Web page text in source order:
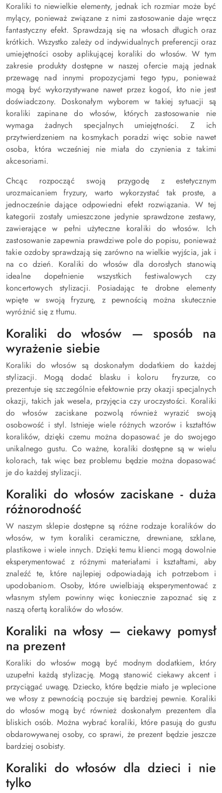
Koraliki to niewielkie elementy, jednak ich rozmiar może być
mylący, ponieważ związane z nimi zastosowanie daje wręcz
fantastyczny efekt. Sprawdzają się na włosach długich oraz
krótkich. Wszystko zależy od indywidualnych preferencji oraz
umiejętności osoby aplikującej koraliki do włosów. W tym
zakresie produkty dostępne w naszej ofercie mają jednak
przewagę nad innymi propozycjami tego typu, ponieważ
mogą być wykorzystywane nawet przez kogoś, kto nie jest
doświadczony. Doskonałym wyborem w takiej sytuacji są
koraliki zapinane do włosów, których zastosowanie nie
wymaga żadnych specjalnych umiejętności. Z ich
przytwierdzeniem na kosmykach poradzi więc sobie nawet
osoba, która wcześniej nie miała do czynienia z takimi
akcesoriami.
Chcąc rozpocząć swoją przygodę z estetycznym
urozmaicaniem fryzury, warto wykorzystać tak proste, a
jednocześnie dające odpowiedni efekt rozwiązania. W tej
kategorii zostały umieszczone jedynie sprawdzone zestawy,
zawierające w pełni użyteczne koraliki do włosów. Ich
zastosowanie zapewnia prawdziwe pole do popisu, ponieważ
takie ozdoby sprawdzają się zarówno na wielkie wyjścia, jak i
na co dzień. Koraliki do włosów dla dorosłych stanowią
idealne dopełnienie wszystkich festiwalowych czy
koncertowych stylizacji. Posiadając te drobne elementy
wpięte w swoją fryzurę, z pewnością można skutecznie
wyróżnić się z tłumu.
Koraliki do włosów — sposób na
wyrażenie siebie
Koraliki do włosów są doskonałym dodatkiem do każdej
stylizacji. Mogą dodać blasku i koloru fryzurze, co
prezentuje się szczególnie efektownie przy okazji specjalnych
okazji, takich jak wesela, przyjęcia czy uroczystości. Koraliki
do włosów zaciskane pozwolą również wyrazić swoją
osobowość i styl. Istnieje wiele różnych wzorów i kształtów
koralików, dzięki czemu można dopasować je do swojego
unikalnego gustu. Co ważne, koraliki dostępne są w wielu
kolorach, tak więc bez problemu będzie można dopasować
je do każdej stylizacji.
Koraliki do włosów zaciskane - duża
różnorodność
W naszym sklepie dostępne są różne rodzaje koralików do
włosów, w tym koraliki ceramiczne, drewniane, szklane,
plastikowe i wiele innych. Dzięki temu klienci mogą dowolnie
eksperymentować z różnymi materiałami i kształtami, aby
znaleźć te, które najlepiej odpowiadają ich potrzebom i
upodobaniom. Osoby, które uwielbiają eksperymentować z
własnym stylem powinny więc koniecznie zapoznać się z
naszą ofertą koralików do włosów.
Koraliki na włosy — ciekawy pomysł
na prezent
Koraliki do włosów mogą być modnym dodatkiem, który
uzupełni każdą stylizację. Mogą stanowić ciekawy akcent i
przyciągać uwagę. Dziecko, które będzie miało je wplecione
we włosy z pewnością poczuje się bardziej pewnie. Koraliki
do włosów mogą być również doskonałym prezentem dla
bliskich osób. Można wybrać koraliki, które pasują do gustu
obdarowywanej osoby, co sprawi, że prezent będzie jeszcze
bardziej osobisty.
Koraliki do włosów dla dzieci i nie
tylko